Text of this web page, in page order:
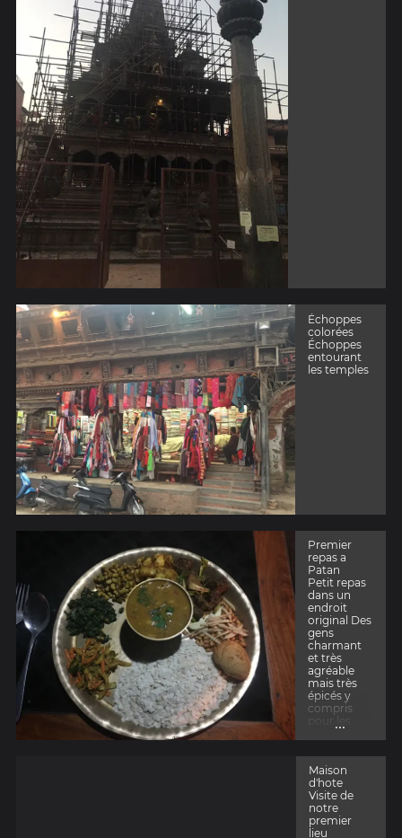
Échoppes
colorées
Échoppes
entourant
les temples
Premier
repas a
Patan
Petit repas
dans un
endroit
original Des
gens
charmant
et très
agréable
mais très
épicés y
compris
épices
...
Maison
d'hote
Visite de
notre
premier
lieu